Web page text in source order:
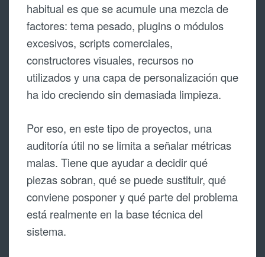
habitual es que se acumule una mezcla de
factores: tema pesado, plugins o módulos
excesivos, scripts comerciales,
constructores visuales, recursos no
utilizados y una capa de personalización que
ha ido creciendo sin demasiada limpieza.
Por eso, en este tipo de proyectos, una
auditoría útil no se limita a señalar métricas
malas. Tiene que ayudar a decidir qué
piezas sobran, qué se puede sustituir, qué
conviene posponer y qué parte del problema
está realmente en la base técnica del
sistema.